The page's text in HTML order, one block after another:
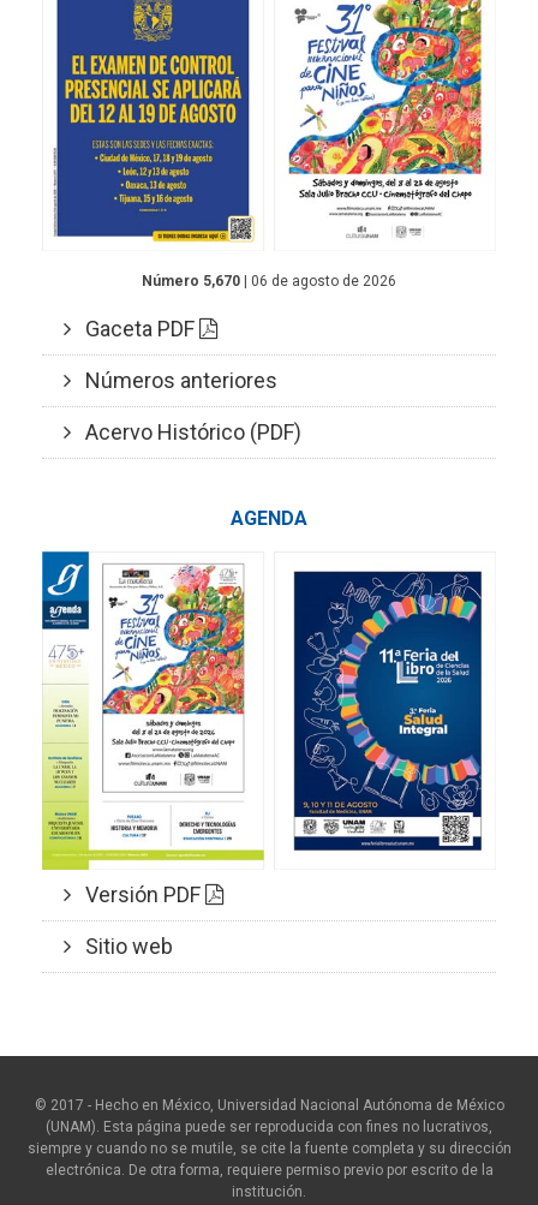
Número 5,670 | 06 de agosto de 2026
Gaceta PDF
Números anteriores
Acervo Histórico (PDF)
AGENDA
Versión PDF
Sitio web
© 2017 - Hecho en México, Universidad Nacional Autónoma de México
(UNAM). Esta página puede ser reproducida con fines no lucrativos,
siempre y cuando no se mutile, se cite la fuente completa y su dirección
electrónica. De otra forma, requiere permiso previo por escrito de la
institución.